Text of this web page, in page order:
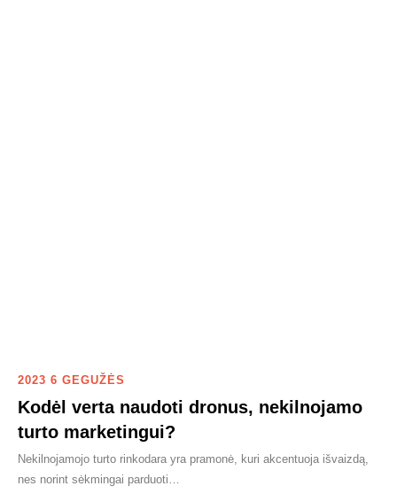
2023 6 GEGUŽĖS
Kodėl verta naudoti dronus, nekilnojamo
turto marketingui?
Nekilnojamojo turto rinkodara yra pramonė, kuri akcentuoja išvaizdą,
nes norint sėkmingai parduoti…